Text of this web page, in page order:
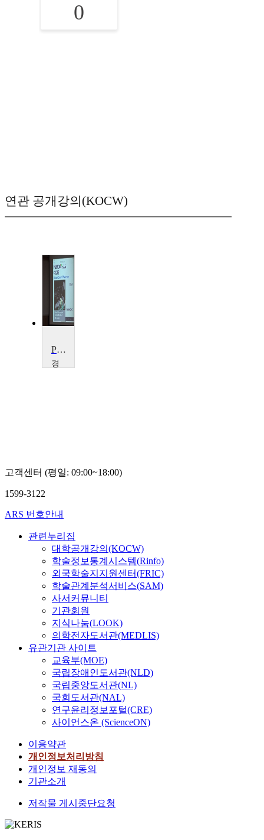
0
연관 공개강의(KOCW)
Power Conversion Circuits
경
고객센터 (평일: 09:00~18:00)
1599-3122
ARS 번호안내
관련누리집
대학공개강의(KOCW)
학술정보통계시스템(Rinfo)
외국학술지지원센터(FRIC)
학술관계분석서비스(SAM)
사서커뮤니티
기관회원
지식나눔(LOOK)
의학전자도서관(MEDLIS)
유관기관 사이트
교육부(MOE)
국립장애인도서관(NLD)
국립중앙도서관(NL)
국회도서관(NAL)
연구윤리정보포털(CRE)
사이언스온 (ScienceON)
이용약관
개인정보처리방침
개인정보 재동의
기관소개
저작물 게시중단요청